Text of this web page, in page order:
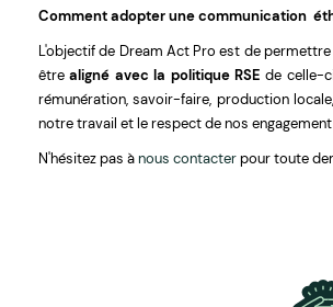
Comment adopter une communication
L'objectif de Dream Act Pro est de
êtrealigné avec la politique RSE de celle-
rémunération, savoir-faire, production
notre travail et le respect de nos
N'hésitez pas ànous contacterpour toute